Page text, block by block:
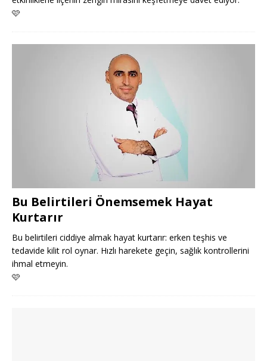
🩷
Bu Belirtileri Önemsemek Hayat
Kurtarır
Bu belirtileri ciddiye almak hayat kurtarır: erken teşhis ve
tedavide kilit rol oynar. Hızlı harekete geçin, sağlık kontrollerini
ihmal etmeyin.
🩷